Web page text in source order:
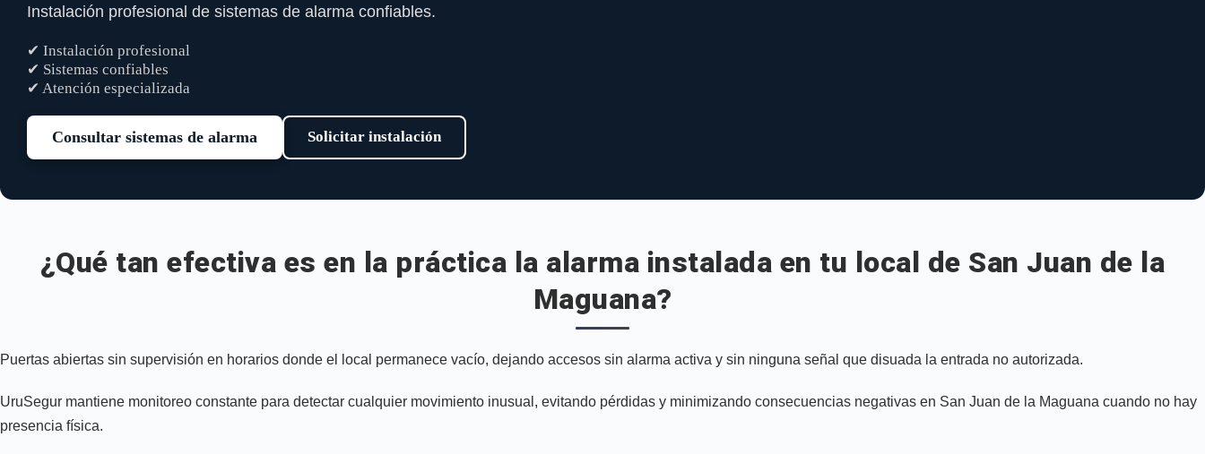
Instalación profesional de sistemas de alarma confiables.
✔ Instalación profesional
✔ Sistemas confiables
✔ Atención especializada
Consultar sistemas de alarma Solicitar instalación
¿Qué tan efectiva es en la práctica la alarma instalada en tu local de San Juan de la
Maguana?
Puertas abiertas sin supervisión en horarios donde el local permanece vacío, dejando accesos sin alarma activa y sin ninguna señal que disuada la entrada no autorizada.
UruSegur mantiene monitoreo constante para detectar cualquier movimiento inusual, evitando pérdidas y minimizando consecuencias negativas en San Juan de la Maguana cuando no hay
presencia física.